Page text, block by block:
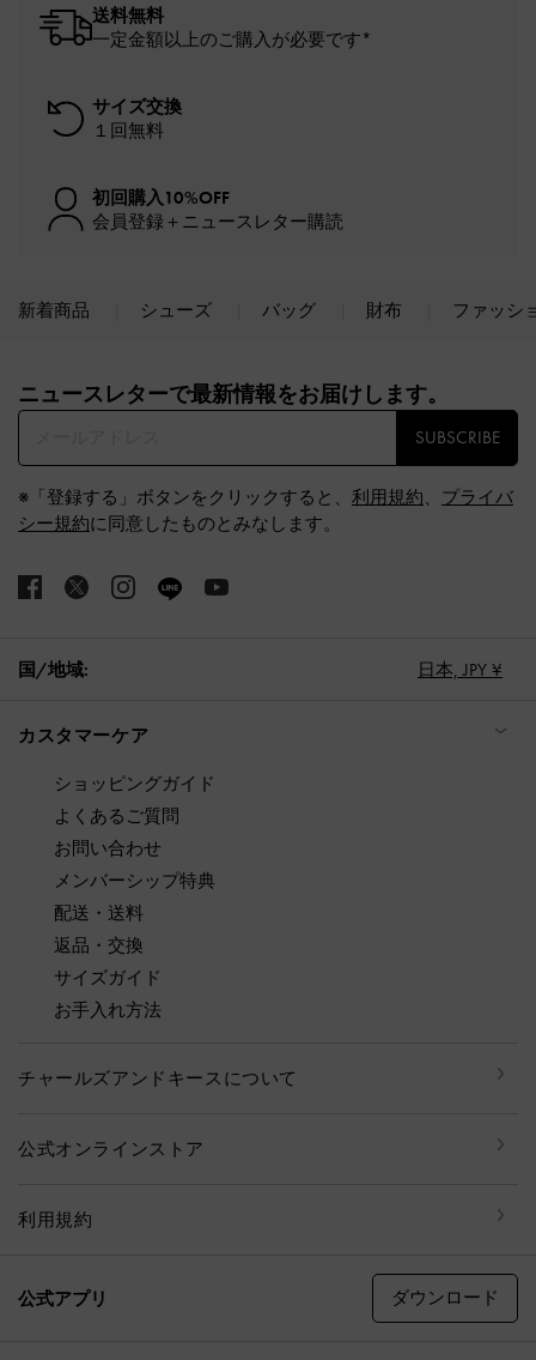
送料無料
一定金額以上のご購入が必要です*
サイズ交換
１回無料
初回購入10%OFF
会員登録＋ニュースレター購読
新着商品 シューズ バッグ 財布 ファッシ
ニュースレターで最新情報をお届けします。​
SUBSCRIBE
※「登録する」ボタンをクリックすると、 利用規約、 プライバ
シー規約に同意したものとみなします。
国/地域: 日本, JPY ¥
カスタマーケア
ショッピングガイド
よくあるご質問
お問い合わせ
メンバーシップ特典
配送・送料
返品・交換
サイズガイド
お手入れ方法
チャールズアンドキースについて
公式オンラインストア
利用規約
公式アプリ ダウンロード